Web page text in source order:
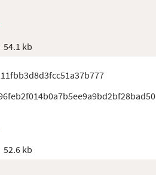
54.1 kb
52.6 kb